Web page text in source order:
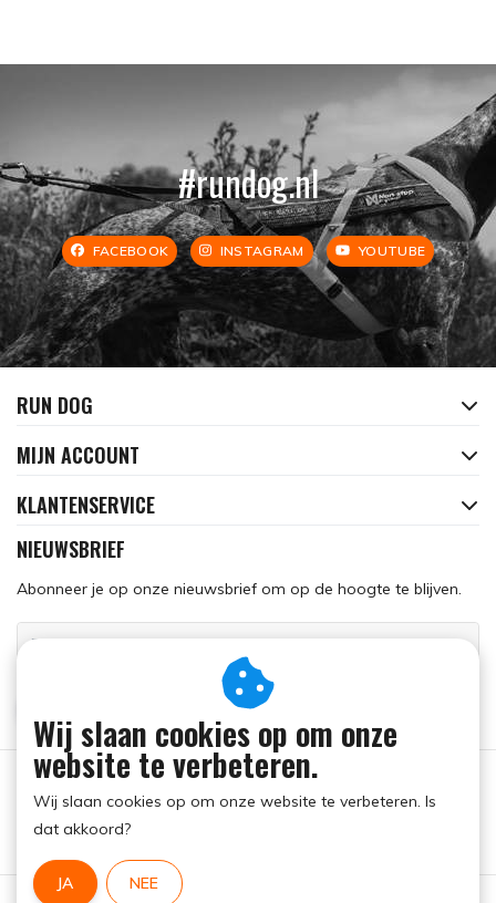
#rundog.nl
FACEBOOK INSTAGRAM YOUTUBE
RUN DOG
MIJN ACCOUNT
KLANTENSERVICE
NIEUWSBRIEF
Abonneer je op onze nieuwsbrief om op de hoogte te blijven.
Wij slaan cookies op om onze
website te verbeteren.
Wij slaan cookies op om onze website te verbeteren. Is
dat akkoord?
JA NEE